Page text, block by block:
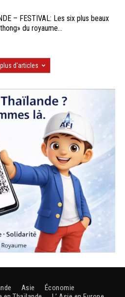
– FESTIVAL: Les six plus beaux
du royaume...
d'articles
Asie
Économie